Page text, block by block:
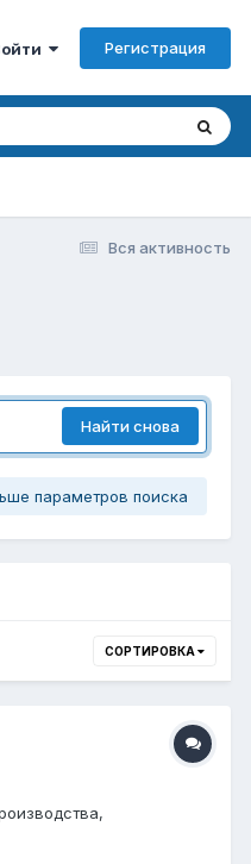
Регистрация
Вся активность
Найти снова
параметров поиска
СОРТИРОВКА